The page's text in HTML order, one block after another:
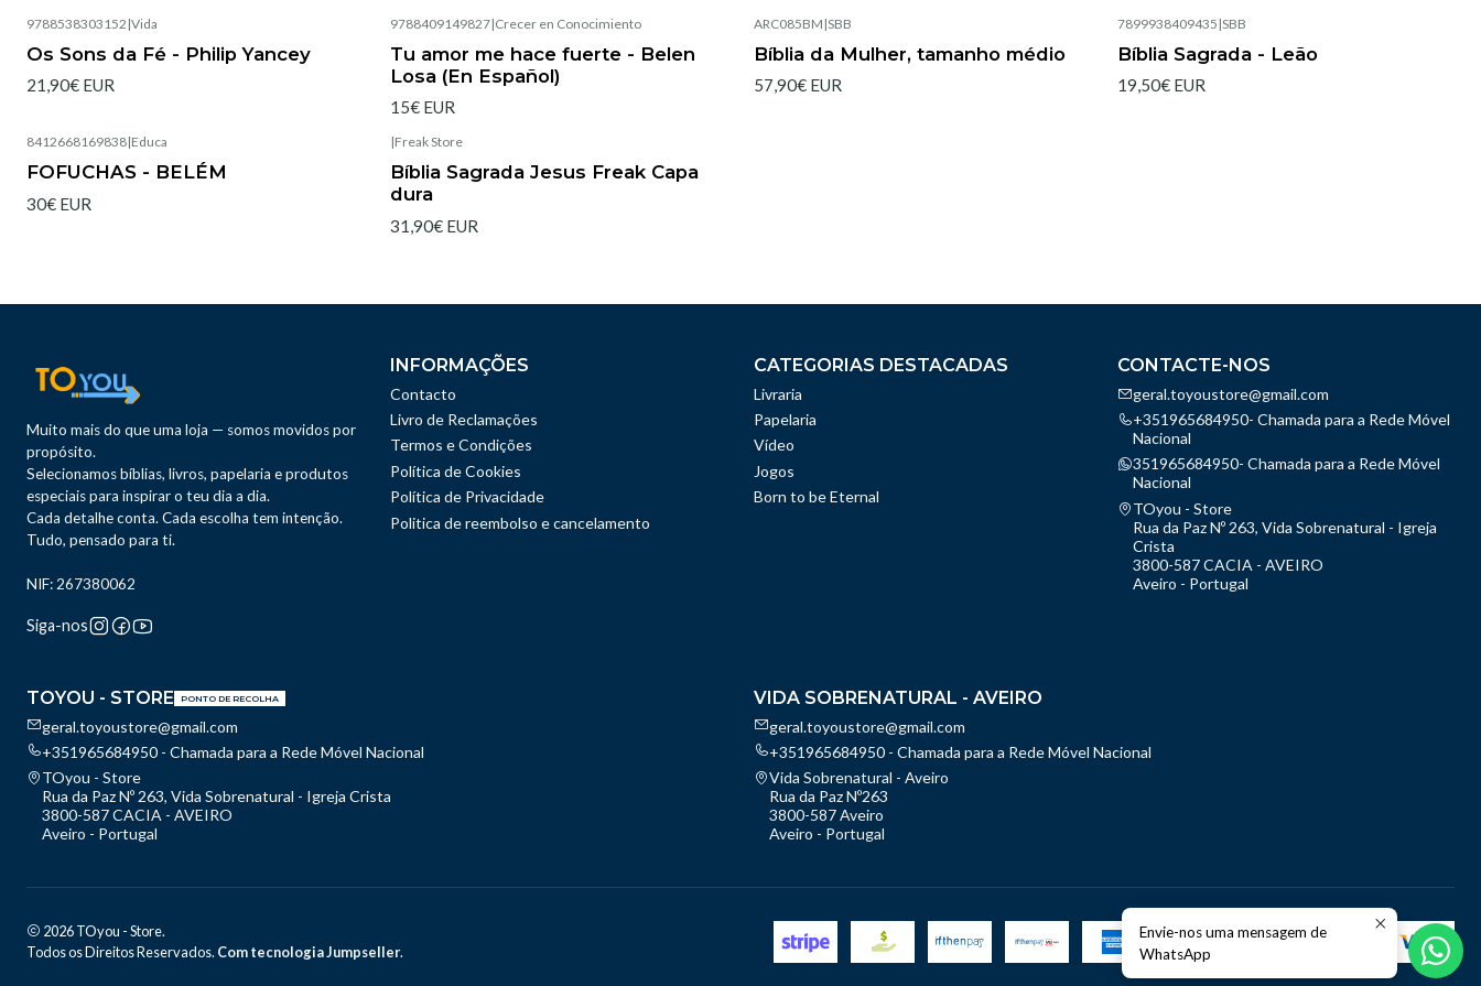
9788538303152 |Vida
Os Sons da Fé - Philip Yancey
21,90€ EUR
9788409149827|Crecer en Conocimiento
Tu amor me hace fuerte - Belen
Losa (En Español)
15€ EUR
ARC085BM |SBB
Bíblia da Mulher, tamanho médio
57,90€ EUR
7899938409435 |SBB
Bíblia Sagrada - Leão
19,50€ EUR
8412668169838|Educa
FOFUCHAS - BELÉM
30€ EUR
|Freak Store
Bíblia Sagrada Jesus Freak Capa
dura
31,90€ EUR
Muito mais do que uma loja — somos movidos por
propósito.
Selecionamos bíblias, livros, papelaria e produtos
especiais para inspirar o teu dia a dia.
Cada detalhe conta. Cada escolha tem intenção.
Tudo, pensado para ti.
NIF: 267380062
Siga-nos
INFORMAÇÕES
Contacto
Livro de Reclamações
Termos e Condições
Política de Cookies
Política de Privacidade
Politica de reembolso e cancelamento
CATEGORIAS DESTACADAS
Livraria
Papelaria
Vídeo
Jogos
Born to be Eternal
CONTACTE-NOS
geral.toyoustore@gmail.com
+351965684950- Chamada para a Rede Móvel
Nacional
351965684950- Chamada para a Rede Móvel
Nacional
TOyou - Store
Rua da Paz Nº 263, Vida Sobrenatural - Igreja
Crista
3800-587 CACIA - AVEIRO
Aveiro - Portugal
TOYOU - STORE PONTO DE RECOLHA
geral.toyoustore@gmail.com
+351965684950 - Chamada para a Rede Móvel Nacional
TOyou - Store
Rua da Paz Nº 263, Vida Sobrenatural - Igreja Crista
3800-587 CACIA - AVEIRO
Aveiro - Portugal
VIDA SOBRENATURAL - AVEIRO
geral.toyoustore@gmail.com
+351965684950 - Chamada para a Rede Móvel Nacional
Vida Sobrenatural - Aveiro
Rua da Paz Nº263
3800-587 Aveiro
Aveiro - Portugal
2026 TOyou - Store.
Todos os Direitos Reservados. Com tecnologia Jumpseller.
Envie-nos uma mensagem de
WhatsApp